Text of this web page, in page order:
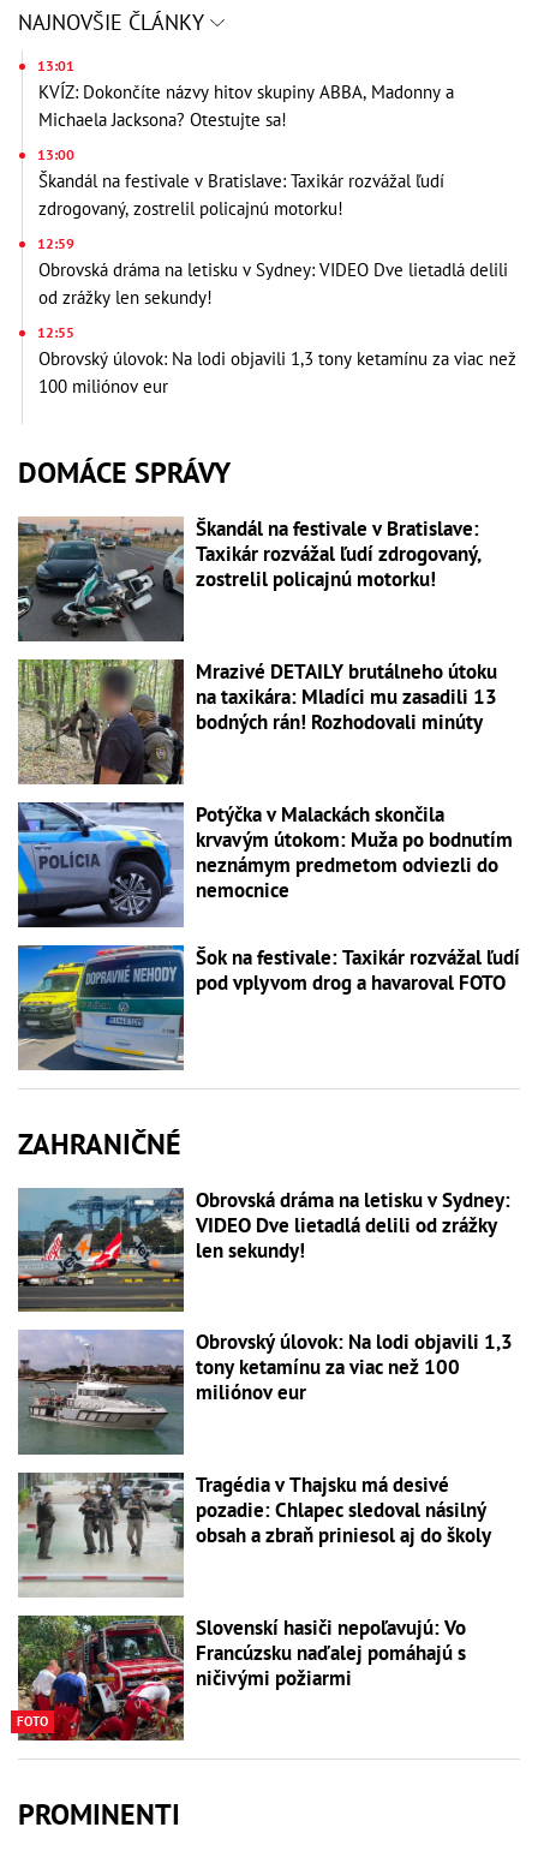
NAJNOVŠIE ČLÁNKY
13:01
KVÍZ: Dokončíte názvy hitov skupiny ABBA, Madonny a
Michaela Jacksona? Otestujte sa!
13:00
Škandál na festivale v Bratislave: Taxikár rozvážal ľudí
zdrogovaný, zostrelil policajnú motorku!
12:59
Obrovská dráma na letisku v Sydney: VIDEO Dve lietadlá delili
od zrážky len sekundy!
12:55
Obrovský úlovok: Na lodi objavili 1,3 tony ketamínu za viac než
100 miliónov eur
DOMÁCE SPRÁVY
Škandál na festivale v Bratislave:
Taxikár rozvážal ľudí zdrogovaný,
zostrelil policajnú motorku!
Mrazivé DETAILY brutálneho útoku
na taxikára: Mladíci mu zasadili 13
bodných rán! Rozhodovali minúty
Potýčka v Malackách skončila
krvavým útokom: Muža po bodnutím
neznámym predmetom odviezli do
nemocnice
Šok na festivale: Taxikár rozvážal ľudí
pod vplyvom drog a havaroval FOTO
ZAHRANIČNÉ
Obrovská dráma na letisku v Sydney:
VIDEO Dve lietadlá delili od zrážky
len sekundy!
Obrovský úlovok: Na lodi objavili 1,3
tony ketamínu za viac než 100
miliónov eur
Tragédia v Thajsku má desivé
pozadie: Chlapec sledoval násilný
obsah a zbraň priniesol aj do školy
FOTO
Slovenskí hasiči nepoľavujú: Vo
Francúzsku naďalej pomáhajú s
ničivými požiarmi
PROMINENTI